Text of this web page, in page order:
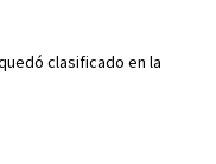
clasificado en la